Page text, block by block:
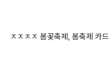
ㅈㅈㅈㅈ 봄꽃축제, 봄축제 카드